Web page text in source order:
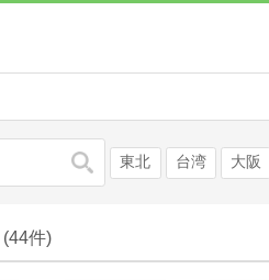
検索 東北 台湾 大阪
(44件)